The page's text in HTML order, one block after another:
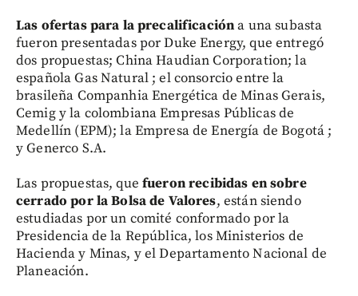
Las ofertas para la precalificacióna una subasta
fueron presentadas por Duke Energy, que entregó
dos propuestas; China Haudian Corporation; la
española Gas Natural ; el consorcio entre la
brasileña Companhia Energética de Minas Gerais,
Cemig y la colombiana Empresas Públicas de
Medellín (EPM); la Empresa de Energía de Bogotá ;
y Generco S.A.
Las propuestas, que fueron recibidas en sobre
cerrado por la Bolsa de Valores, están siendo
estudiadas por un comité conformado por la
Presidencia de la República, los Ministerios de
Hacienda y Minas, y el Departamento Nacional de
Planeación.